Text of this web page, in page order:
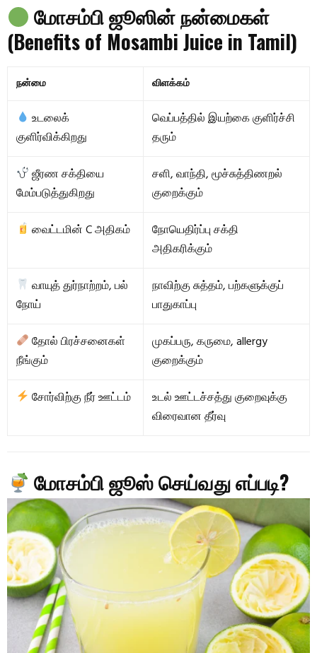
மோசம்பி ஜூஸின் நன்மைகள்
(Benefits of Mosambi Juice in Tamil)
நன்மை விளக்கம்
உடலைக்
குளிர்விக்கிறது
வெப்பத்தில் இயற்கை குளிர்ச்சி
தரும்
ஜீரண சக்தியை
மேம்படுத்துகிறது
சளி, வாந்தி, மூச்சுத்திணறல்
குறைக்கும்
வைட்டமின் C அதிகம்
நோயெதிர்ப்பு சக்தி
அதிகரிக்கும்
வாயுத் துர்நாற்றம், பல்
நோய்
நாவிற்கு சுத்தம், பற்களுக்குப்
பாதுகாப்பு
தோல் பிரச்சனைகள்
நீங்கும்
முகப்பரு, கருமை, allergy
குறைக்கும்
சோர்விற்கு நீர் ஊட்டம்
உடல் ஊட்டச்சத்து குறைவுக்கு
விரைவான தீர்வு
மோசம்பி ஜூஸ் செய்வது எப்படி?